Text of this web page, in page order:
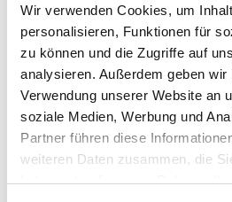
Wir verwenden Cookies, um
personalisieren, Funktionen für
zu können und die Zugriffe auf
analysieren. Außerdem geben
Verwendung unserer Website an
soziale Medien, Werbung und
Partner führen diese
weiteren Daten zusammen, die
haben oder die sie im Rahmen
- Gut schleifbar
- Elastische Spachtelmasse
Achtung
ZUSATZINFOS